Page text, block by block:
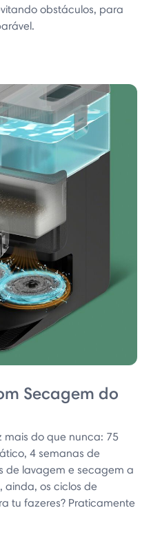
obstáculos, para
Secagem do
do que nunca: 75
4 semanas de
de lavagem e secagem a
os ciclos de
tu fazeres? Praticamente